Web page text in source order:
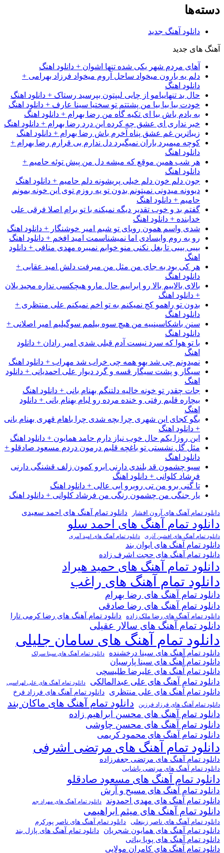
دسته‌ها
دانلود آهنگ جدید
آهنگ های جدید
آهای مردم شهر یکی شده تنها اشوان + دانلود اهنگ
دلم یه بارون میخواد ساحل آروم میخواد فرزاد بهرامی +
دانلود اهنگ
حال بد تنهاییامو از چایی لیپتون بپرسید رستاک + دانلود اهنگ
خودت بیا بیا بیا من پشتتم تو سختیا سینا عارف + دانلود اهنگ
به یادم باش بیا ای تکیه گاه من رضا بهرام + دانلود اهنگ
خبر نداری ای عشق چه کرده این درد رضا بهرام + دانلود اهنگ
زیباترین غم عشق پناه آخرم باش رضا بهرام + دانلود اهنگ
کوچه میمیرد باران نمیگیرد دل ندارم بی قرارم رضا بهرام +
دانلود اهنگ
هر شب همین موقع که میشه دل من پیش توئه حامیم +
دانلود اهنگ
جون دلم خون دلم خیلی پریشونه دلم حامیم + دانلود اهنگ
دیوونه میدونی نمیتونم بدون تو یه روزم توی این خونه بمونم
حامیم + دانلود اهنگ
گفتم بد و خوب تقدیر دیگه نمیکنه با تو برام اصلا فرقی علی
خدابنده + دانلود اهنگ
شدی واسم همون رویای تو شبم امیر خوشنگار + دانلود اهنگ
رو به روم وایسادی اما نمیشناسمت امید افخم + دانلود اهنگ
بیبی بیبی تا بغل نکنی منو خوابم نمیبره مهدی منافی + دانلود
اهنگ
هر کی بود به جای من مثل من میرفت دلش امید عقابی +
دانلود اهنگ
بالای بالاییم بالا رو ابراییم حال مارو هیچکسی نداره مجید یلان
+ دانلود اهنگ
بدون تو راهمو کج نمیکنم به تو اخم نمیکنم علی منتظری +
دانلود اهنگ
سنن باشکاسینییه من هیچ سوه بیلمم سوگیلیم امیر اصلانی +
دانلود اهنگ
با تو هوا که سرد نیست آدم قبلی شدی امیر رادان + دانلود
اهنگ
نمیدونم چی شد یهو همه چی خراب شد مهراب + دانلود اهنگ
سیگار و پشت سیگار قسه و گرد دیوار علی احمدیانی + دانلود
اهنگ
جات چقدر تو خونه خالیه دلتنگم بهنام بانی + دانلود اهنگ
بیچاره قلبم رفتی و خنده مرده رو لبام بهنام بانی + دانلود
اهنگ
بگو کجای این شهری چرا بچه شدی چرا باهام قهری بهنام بانی
+ دانلود اهنگ
این روزا یکم حال خوب نیاز دارم حامد همایون + دانلود اهنگ
مثل گل نشستی تو باغچه قلبم درمون دردم مسعود صادقلو +
دانلود اهنگ
سیو چشمون قد بلندی دارنی ابرو کمون زلف قشنگی دارنی
فرشاد کلوانی + دانلود اهنگ
تا گنی برو من تی روبرو ابی عالی + دانلود اهنگ
یار جنگی من چشمون رنگی من فرشاد کلوانی + دانلود اهنگ
دانلود تمام آهنگ های آرون افشار دانلود تمام آهنگ های احمد سعیدی
دانلود تمام آهنگ های احمد سلو
دانلود تمام آهنگ های افشین آذری دانلود تمام آهنگ های امید آمری
دانلود تمام آهنگ های ایوان بند
دانلود تمام آهنگ های حجت اشرف زاده
دانلود تمام آهنگ های حمید هیراد
دانلود تمام آهنگ های راغب
دانلود تمام آهنگ های رضا بهرام
دانلود تمام آهنگ های رضا صادقی
دانلود تمام آهنگ های رضا ملک زاده دانلود تمام آهنگ های رضا کرمی تارا
دانلود تمام آهنگ های سالار عقیلی
دانلود تمام آهنگ های سامان جلیلی
دانلود تمام آهنگ های سینا درخشنده دانلود تمام آهنگ های سینا سرلک
دانلود تمام آهنگ های سینا پارسیان
دانلود تمام آهنگ های علیرضا طلیسچی
دانلود تمام آهنگ های علی عبدالمالکی دانلود تمام آهنگ های علی لهراسبی
دانلود تمام آهنگ های علی منتظری دانلود تمام آهنگ های فرزاد فرخ
دانلود تمام آهنگ های فرزاد فرزین دانلود تمام آهنگ های ماکان بند
دانلود تمام آهنگ های محسن ابراهیم زاده
دانلود تمام آهنگ های محسن چاوشی
دانلود تمام آهنگ های محمود کریمی
دانلود تمام آهنگ های مرتضی اشرفی
دانلود تمام آهنگ های مرتضی جعفرزاده
دانلود تمام آهنگ های مرتضی پاشایی
دانلود تمام آهنگ های مسعود صادقلو
دانلود تمام آهنگ های مسیح و آرش
دانلود تمام آهنگ های مهدی احمدوند دانلود تمام آهنگ های مهراد جم
دانلود تمام آهنگ های میثم ابراهیمی
دانلود تمام آهنگ های ناصر زینعلی دانلود تمام آهنگ های ناصر پورکرم
دانلود تمام آهنگ های همایون شجریان دانلود تمام آهنگ های پازل بند
دانلود تمام آهنگ های پویا بیاتی
دانلود تمام آهنگ های کامران مولایی